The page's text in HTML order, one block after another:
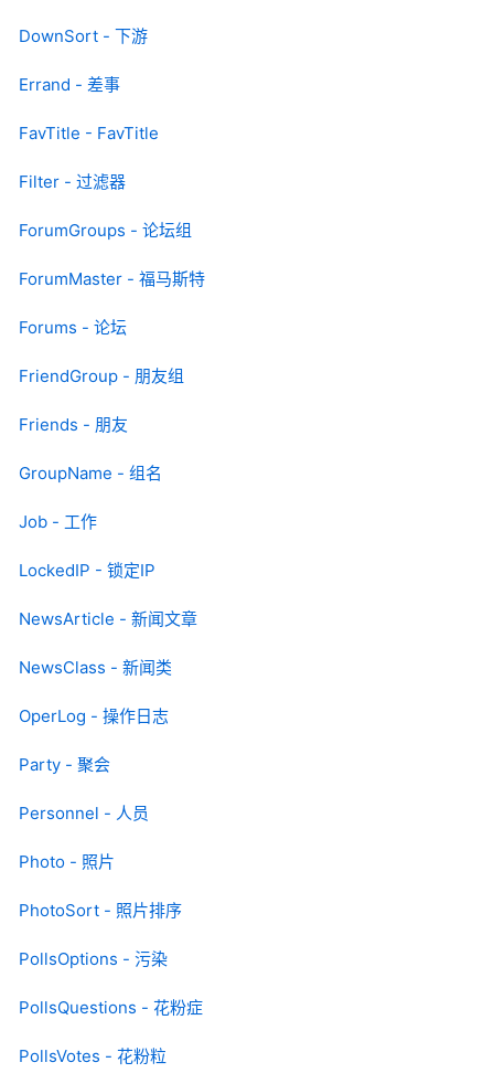
DownSort - 下游
Errand - 差事
FavTitle - FavTitle
Filter - 过滤器
ForumGroups - 论坛组
ForumMaster - 福马斯特
Forums - 论坛
FriendGroup - 朋友组
Friends - 朋友
GroupName - 组名
Job - 工作
LockedIP - 锁定IP
NewsArticle - 新闻文章
NewsClass - 新闻类
OperLog - 操作日志
Party - 聚会
Personnel - 人员
Photo - 照片
PhotoSort - 照片排序
PollsOptions - 污染
PollsQuestions - 花粉症
PollsVotes - 花粉粒